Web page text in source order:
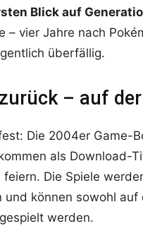
Blick auf
vier Jahre nach
überfällig.
– auf
Die 2004er Game-
als Download-
Die Spiele
und können sowohl
werden.